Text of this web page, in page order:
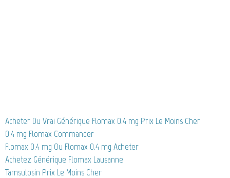
Acheter Du Vrai Générique Flomax 0.4 mg Prix Le Moins Cher
0.4 mg Flomax Commander
Flomax 0.4 mg Ou Flomax 0.4 mg Acheter
Achetez Générique Flomax Lausanne
Tamsulosin Prix Le Moins Cher